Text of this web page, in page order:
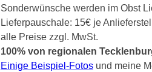
Sonderwünsche werden im Obst
Lieferpauschale: 15€ je
alle Preise zzgl. MwSt.
100% von regionalen
Einige Beispiel-Fotosund meine